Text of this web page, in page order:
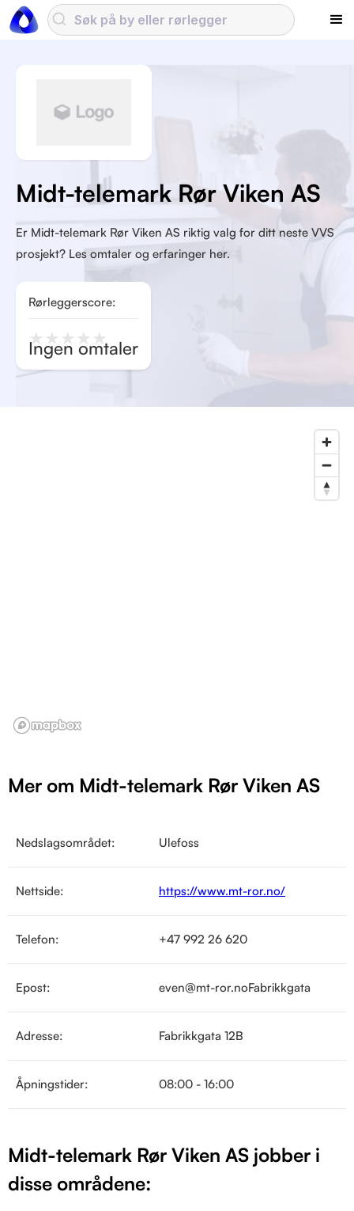
Rørleggerscore:
★ ★ ★ ★ ★
Ingen omtaler
Er Midt-telemark Rør Viken AS riktig valg for ditt neste VVS
prosjekt? Les omtaler og erfaringer her.
Midt-telemark Rør Viken AS
Mer om Midt-telemark Rør Viken AS
Nedslagsområdet: Ulefoss
Nettside: https://www.mt-ror.no/
Telefon: +47 992 26 620
Epost: even@mt-ror.noFabrikkgata
Adresse: Fabrikkgata 12B
Åpningstider: 08:00 - 16:00
Midt-telemark Rør Viken AS jobber i
disse områdene: